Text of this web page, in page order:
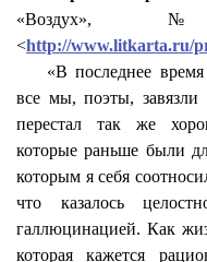
<http://www.litkarta.ru/
«В последнее
все мы, поэты,
перестал так же
которые раньше были
которым я себя
что казалось
галлюцинацией. Как
которая кажется